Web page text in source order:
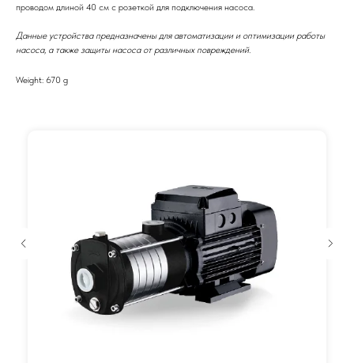
проводом длиной 40 см с розеткой для подключения насоса.
Данные устройства предназначены для автоматизации и оптимизации работы
насоса, а также защиты насоса от различных повреждений.
Weight: 670 g